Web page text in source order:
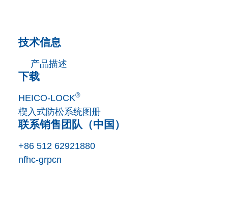
技术信息
产品描述
下载
HEICO-LOCK®
楔入式防松系统图册
联系销售团队（中国）
+86 512 62921880
nfhc-grpcn